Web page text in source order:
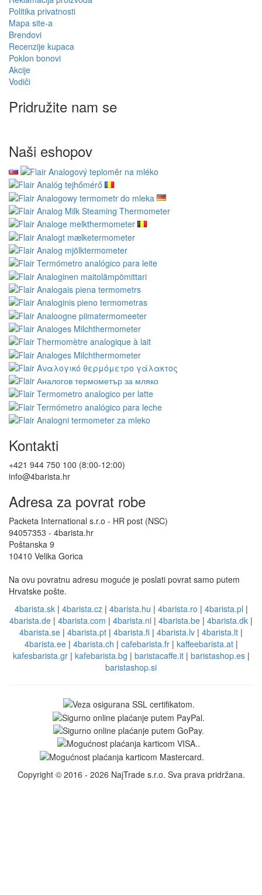
Politika privatnosti
Mapa site-a
Brendovi
Recenzije kupaca
Poklon bonovi
Akcije
Vodiči
Pridružite nam se
Naši eshopov
Kontakti
+421 944 750 100 (8:00-12:00)
info@4barista.hr
Adresa za povrat robe
Packeta International s.r.o - HR post (NSC)
94057353 - 4barista.hr
Poštanska 9
10410 Velika Gorica
Na ovu povratnu adresu moguće je poslati povrat samo putem
Hrvatske pošte.
4barista.sk| 4barista.cz| 4barista.hu | 4barista.ro | 4barista.pl |
4barista.de | 4barista.com | 4barista.nl | 4barista.be | 4barista.dk |
4barista.se | 4barista.pt | 4barista.fi | 4barista.lv | 4barista.lt |
4barista.ee| 4barista.ch | cafebarista.fr| kaffeebarista.at|
kafesbarista.gr| kafebarista.bg | baristacaffe.it| baristashop.es|
baristashop.si
Copyright © 2016 - 2026 NajTrade s.r.o. Sva prava pridržana.